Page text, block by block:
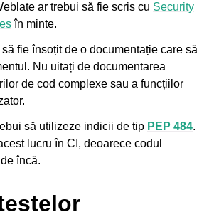
de fișiere acceptate
ar trebui să fie scris cu Security
în minte.
fie însoțit de o documentație care să
Nu uitați de documentarea
de cod complexe sau a funcțiilor
să utilizeze indicii de tip PEP 484.
lucru în CI, deoarece codul
încă.